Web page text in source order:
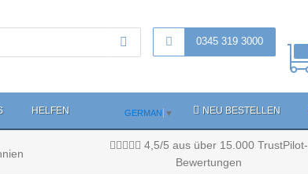
0345 319 3000
HELFEN GERMAN ▼ NEU BESTELLEN
4,5/5 aus über 15.000 TrustPilot-
Bewertungen